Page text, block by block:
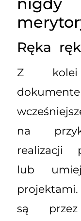
Ręka
Z kolei
na
realizacji
lub
są